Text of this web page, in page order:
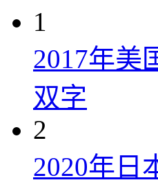
1
2017年美
双字
2
2020年日